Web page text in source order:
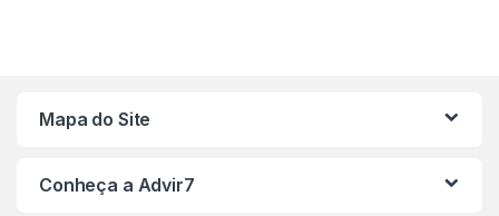
Mapa do Site
Conheça a Advir7